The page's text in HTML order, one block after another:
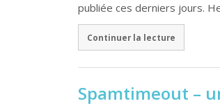
publiée ces derniers jours.
Continuer la lecture
Spamtimeout –